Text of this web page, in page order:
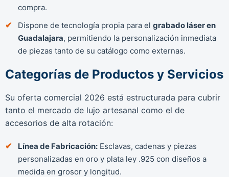
compra.
Dispone de tecnología propia para el grabado láser en
Guadalajara, permitiendo la personalización inmediata
de piezas tanto de su catálogo como externas.
Categorías de Productos y Servicios
Su oferta comercial 2026 está estructurada para cubrir
tanto el mercado de lujo artesanal como el de
accesorios de alta rotación:
Línea de Fabricación: Esclavas, cadenas y piezas
personalizadas en oro y plata ley .925 con diseños a
medida en grosor y longitud.